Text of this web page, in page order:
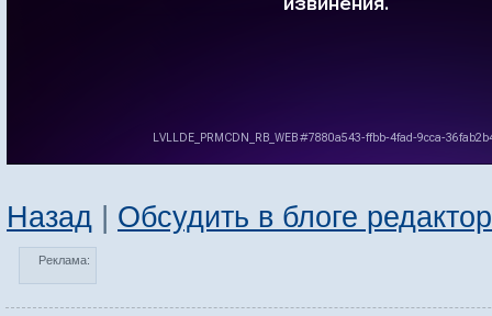
Назад | Обсудить в блоге
Реклама: